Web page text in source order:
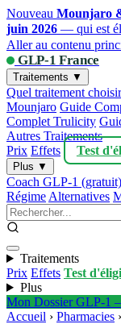
Nouveau Mounjaro
juin 2026 — qui est
Aller au contenu
GLP-1 France
Traitements ▼
Quel traitement
Mounjaro Guide
Complet Trulicity
Autres Traitements
Prix Effets Test
Plus ▼
Coach GLP-1 (gratuit)
Régime Alternatives
Traitements
Prix Effets Test
Plus
Mon Dossier GLP-1
Accueil › Pharmacies ›